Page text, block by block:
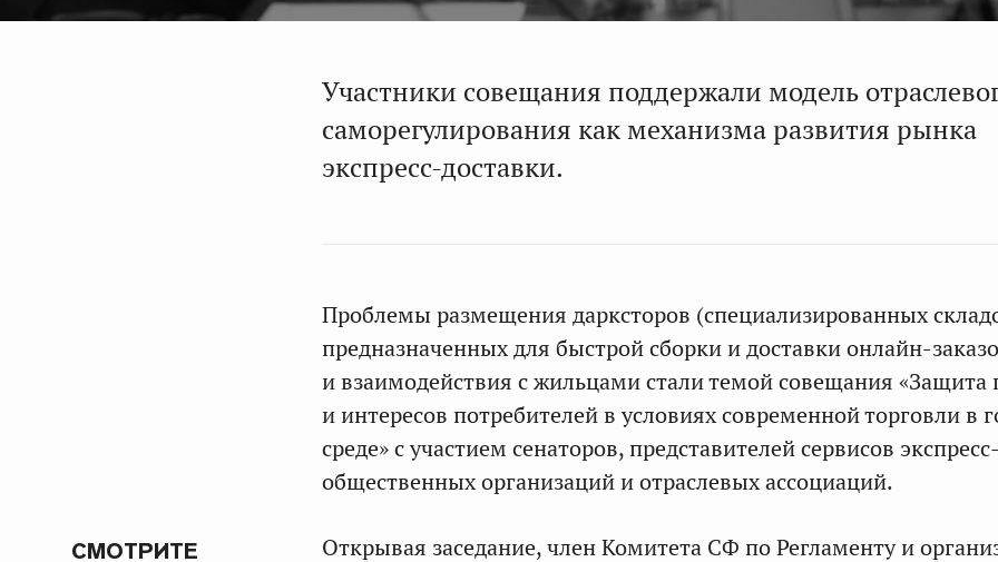
Участники совещания поддержали модель
саморегулирования как механизма развития рынка
экспресс-доставки.
Проблемы размещения дарксторов (специализированных
предназначенных для быстрой сборки и доставки онлайн-
и взаимодействия с жильцами стали темой совещания «Защита
и интересов потребителей в условиях современной торговли в
среде» с участием сенаторов, представителей сервисов
общественных организаций и отраслевых ассоциаций.
СМОТРИТЕ
Открывая заседание, член Комитета СФ по Регламенту и